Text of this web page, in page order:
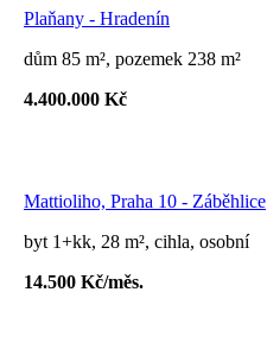
Plaňany - Hradenín
dům 85 m², pozemek 238 m²
4.400.000 Kč
Mattioliho, Praha 10 - Záběhlice
byt 1+kk, 28 m², cihla, osobní
14.500 Kč/měs.